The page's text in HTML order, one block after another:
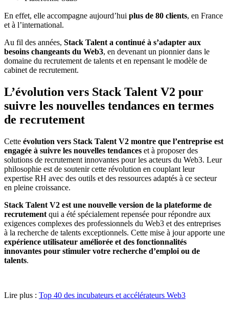
En effet, elle accompagne aujourd’hui plus de 80 clients, en France
et à l’international.
Au fil des années, Stack Talent a continué à s’adapter aux
besoins changeants du Web3, en devenant un pionnier dans le
domaine du recrutement de talents et en repensant le modèle de
cabinet de recrutement.
L’évolution vers Stack Talent V2 pour
suivre les nouvelles tendances en termes
de recrutement
Cette évolution vers Stack Talent V2 montre que l’entreprise est
engagée à suivre les nouvelles tendances et à proposer des
solutions de recrutement innovantes pour les acteurs du Web3. Leur
philosophie est de soutenir cette révolution en couplant leur
expertise RH avec des outils et des ressources adaptés à ce secteur
en pleine croissance.
Stack Talent V2 est une nouvelle version de la plateforme de
recrutement qui a été spécialement repensée pour répondre aux
exigences complexes des professionnels du Web3 et des entreprises
à la recherche de talents exceptionnels. Cette mise à jour apporte une
expérience utilisateur améliorée et des fonctionnalités
innovantes pour stimuler votre recherche d’emploi ou de
talents.
Lire plus : Top 40 des incubateurs et accélérateurs Web3